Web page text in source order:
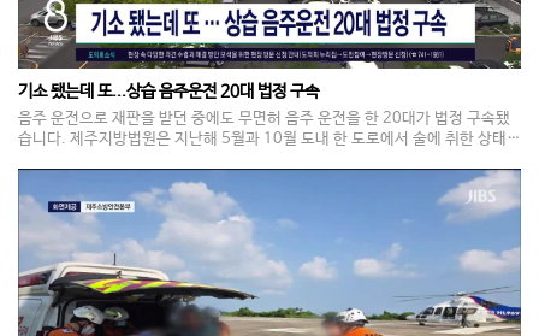
기소 됐는데 또...상습 음주운전 20대 법정 구속
음주 운전으로 재판을 받던 중에도 무면허 음주 운전을 한 20대가 법정 구속됐
습니다. 제주지방법원은 지난해 5월과 10월 도내 한 도로에서 술에 취한 상태로
다. 재판부는 역주행 방향으로 차량을 세운 채 잠이 드는 등 사고 위험이 높았다
며 음주운전으로 기소된 상태에서 같은 범행을 저지른 점 등을 고려했다고 판시
했습니다.